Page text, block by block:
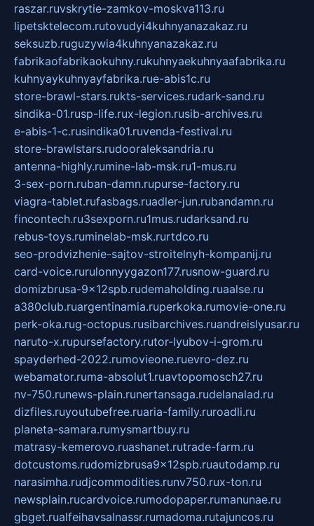
raszar.ruvskrytie-zamkov-moskva113.ru
lipetsktelecom.rutovudyi4kuhnyanazakaz.ru
seksuzb.ruguzywia4kuhnyanazakaz.ru
fabrikaofabrikaokuhny.rukuhnyaekuhnyaafabrika.ru
kuhnyaykuhnyayfabrika.rue-abis1c.ru
store-brawl-stars.rukts-services.rudark-sand.ru
sindika-01.rusp-life.rux-legion.rusib-archives.ru
e-abis-1-c.rusindika01.ruvenda-festival.ru
store-brawlstars.rudooraleksandria.ru
antenna-highly.rumine-lab-msk.ru1-mus.ru
3-sex-porn.ruban-damn.rupurse-factory.ru
viagra-tablet.rufasbags.ruadler-jun.rubandamn.ru
fincontech.ru3sexporn.ru1mus.rudarksand.ru
rebus-toys.ruminelab-msk.rurtdco.ru
seo-prodvizhenie-sajtov-stroitelnyh-kompanij.ru
card-voice.rurulonnyygazon177.rusnow-guard.ru
domizbrusa-9x12spb.rudemaholding.ruaalse.ru
a380club.ruargentinamia.ruperkoka.rumovie-one.ru
perk-oka.rug-octopus.rusibarchives.ruandreislyusar.ru
naruto-x.rupursefactory.rutor-lyubov-i-grom.ru
spayderhed-2022.rumovieone.ruevro-dez.ru
webamator.ruma-absolut1.ruavtopomosch27.ru
nv-750.runews-plain.runertansaga.rudelanalad.ru
dizfiles.ruyoutubefree.ruaria-family.ruroadli.ru
planeta-samara.rumysmartbuy.ru
matrasy-kemerovo.ruashanet.rutrade-farm.ru
dotcustoms.rudomizbrusa9x12spb.ruautodamp.ru
narasimha.rudjcommodities.runv750.rux-ton.ru
newsplain.rucardvoice.rumodopaper.rumanunae.ru
gbget.rualfeihavsalnassr.rumadoma.rutajuncos.ru